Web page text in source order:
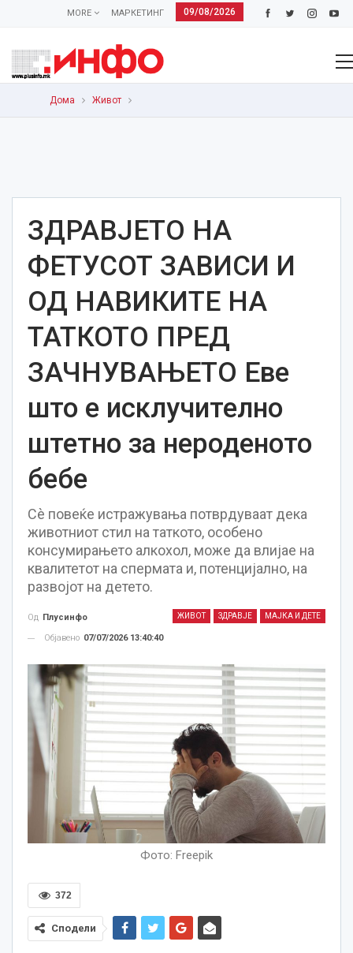
09/08/2026
МАРКЕТИНГ
MORE
Дома Живот
ЗДРАВЈЕТО НА
ФЕТУСОТ ЗАВИСИ И
ОД НАВИКИТЕ НА
ТАТКОТО ПРЕД
ЗАЧНУВАЊЕТО Еве
што е исклучително
штетно за нероденото
бебе
Сè повеќе истражувања потврдуваат дека
животниот стил на таткото, особено
консумирањето алкохол, може да влијае на
квалитетот на спермата и, потенцијално, на
развојот на детето.
ЖИВОТ ЗДРАВЈЕ МАЈКА И ДЕТЕ
Од Плусинфо
Објавено 07/07/2026 13:40:40
Фото: Freepik
372
Сподели